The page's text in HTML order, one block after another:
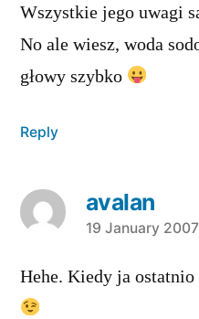
Wszystkie jego uwagi
No ale wiesz, woda
głowy szybko
Reply
avalan
says:
19 January
Hehe. Kiedy ja